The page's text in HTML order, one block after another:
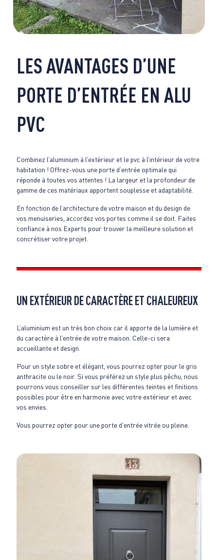
LES AVANTAGES D’UNE
PORTE D’ENTRÉE EN ALU
PVC
Combinez l’aluminium à l’extérieur et le pvc à l’intérieur de votre
habitation ! Offrez-vous une porte d’entrée optimale qui
réponde à toutes vos attentes ! La largeur et la profondeur de
gamme de ces matériaux apportent souplesse et adaptabilité.
En fonction de l’architecture de votre maison et du design de
vos menuiseries, accordez vos portes comme il se doit. Faites
confiance à nos Experts pour trouver la meilleure solution et
concrétiser votre projet.
UN EXTÉRIEUR DE CARACTÈRE ET CHALEUREUX
L’aluminium est un très bon choix car il apporte de la lumière et
du caractère à l’entrée de votre maison. Celle-ci sera
accueillante et design.
Pour un style sobre et élégant, vous pourrez opter pour le gris
anthracite ou le noir. Si vous préférez un style plus pêchu, nous
pourrons vous conseiller sur les différentes teintes et finitions
possibles pour être en harmonie avec votre extérieur et avec
vos envies.
Vous pourrez opter pour une porte d’entrée vitrée ou pleine.